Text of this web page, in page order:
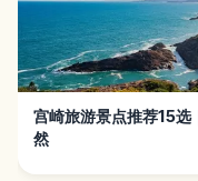
宫崎旅游景点推荐15选
然